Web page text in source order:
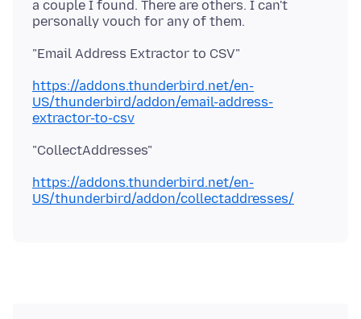
a couple I found. There are others. I can't
https://addons.thunderbird.net/en-
US/thunderbird/addon/email-address-
extractor-to-csv
https://addons.thunderbird.net/en-
US/thunderbird/addon/collectaddresses/